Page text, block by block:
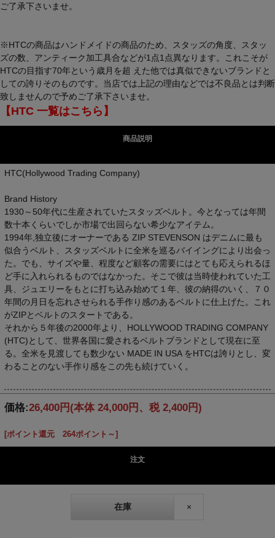
ご了承下さいませ。
※HTCの商品はハンドメイドの商品のため、スタッズの角度、スタッ
ズの数、アンティーク加工具合などが1点1点異なります。これこそが
HTCの目指す70年という歳月を超 えた他では真似できないブランドと
しての誇りそのものです。当店では上記の理由などでは不良品とは判断
致しませんので予めご了承下さいませ。
【HTC 一覧はこちら】
商品説明
HTC(Hollywood Trading Company)
Brand History
1930～50年代に生産されていたスタッズベルト。今となっては年間
数十本くらいでしか市場で出回らない希少なアイテム。
1994年,独立後にオーナーである ZIP STEVENSON はデニムに最も
似合うベルト、スタッズベルトに全米を巡るバイイングにより出会っ
た。でも、サイズや量、程度など顧客の需要にはとても応えられるほ
ど手に入れられるものではなかった。そこで彼は当時使われていた工
具、ジュエリーをもとに打ち込み始めて１年、彼の納得のいく、７０
年間の月日を忘れさせられる手作り感のあるベルトに仕上げた。これ
がZIPとベルトのスタートである。
それから５年後の2000年より、HOLLYWOOD TRADING COMPANY
(HTC)として、世界各国に愛されるベルトブランドとして現在に至
る。全米を見渡しても数少ない MADE IN USA をHTCは誇りとし、変
わることのない手作り感をこの先も続けていく。
価格:26,400円 (本体 24,000円、税 2,400円)
[ポイント還元 264ポイント～]
注文
在庫 ×